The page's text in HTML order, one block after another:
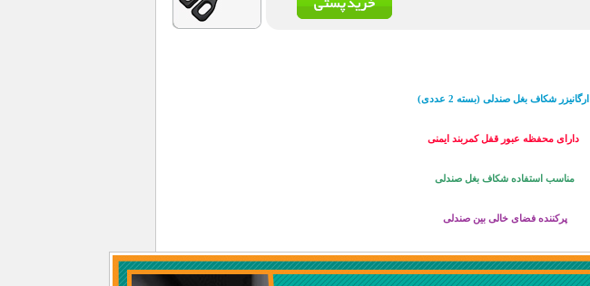
ارگانیزر شکاف بغل صندلی (بسته 2 عددی)
دارای محفظه عبور قفل کمربند ایمنی
مناسب استفاده شکاف بغل صندلی
پرکننده فضای خالی بین صندلی